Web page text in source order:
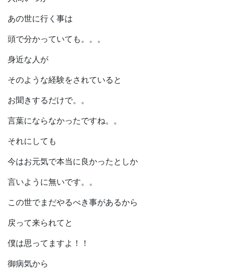
あの世に行く事は
頭で分かっていても。。。
身近な人が
そのような経験をされていると
お聞きするだけで。。
言葉にならなかったですね。。
それにしても
今はお元気で本当に良かったとしか
言いように無いです。。
この世でまだやるべき事があるから
戻って来られてと
僕は思ってますよ！！
御病気から